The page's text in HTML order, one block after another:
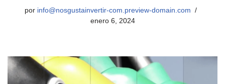
por info@nosgustainvertir-com.preview-domain.com
enero 6, 2024